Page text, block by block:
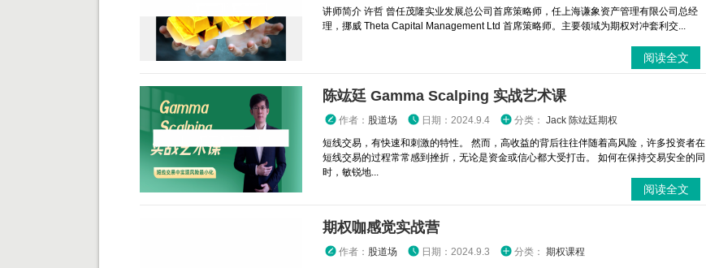
讲师简介 许哲 曾任茂隆实业发展总公司首席策略师，任上海谦象资产管理有限公司总经
理，挪威 Theta Capital Management Ltd 首席策略师。主要领域为期权对冲套利交...
阅读全文
陈竑廷 Gamma Scalping 实战艺术课
作者： 股道场 日期：2024.9.4 分类： Jack 陈竑廷期权
短线交易，有快速和刺激的特性。 然而，高收益的背后往往伴随着高风险，许多投资者在
短线交易的过程常常感到挫折，无论是资金或信心都大受打击。 如何在保持交易安全的同
时，敏锐地...
阅读全文
期权咖感觉实战营
作者： 股道场 日期：2024.9.3 分类： 期权课程